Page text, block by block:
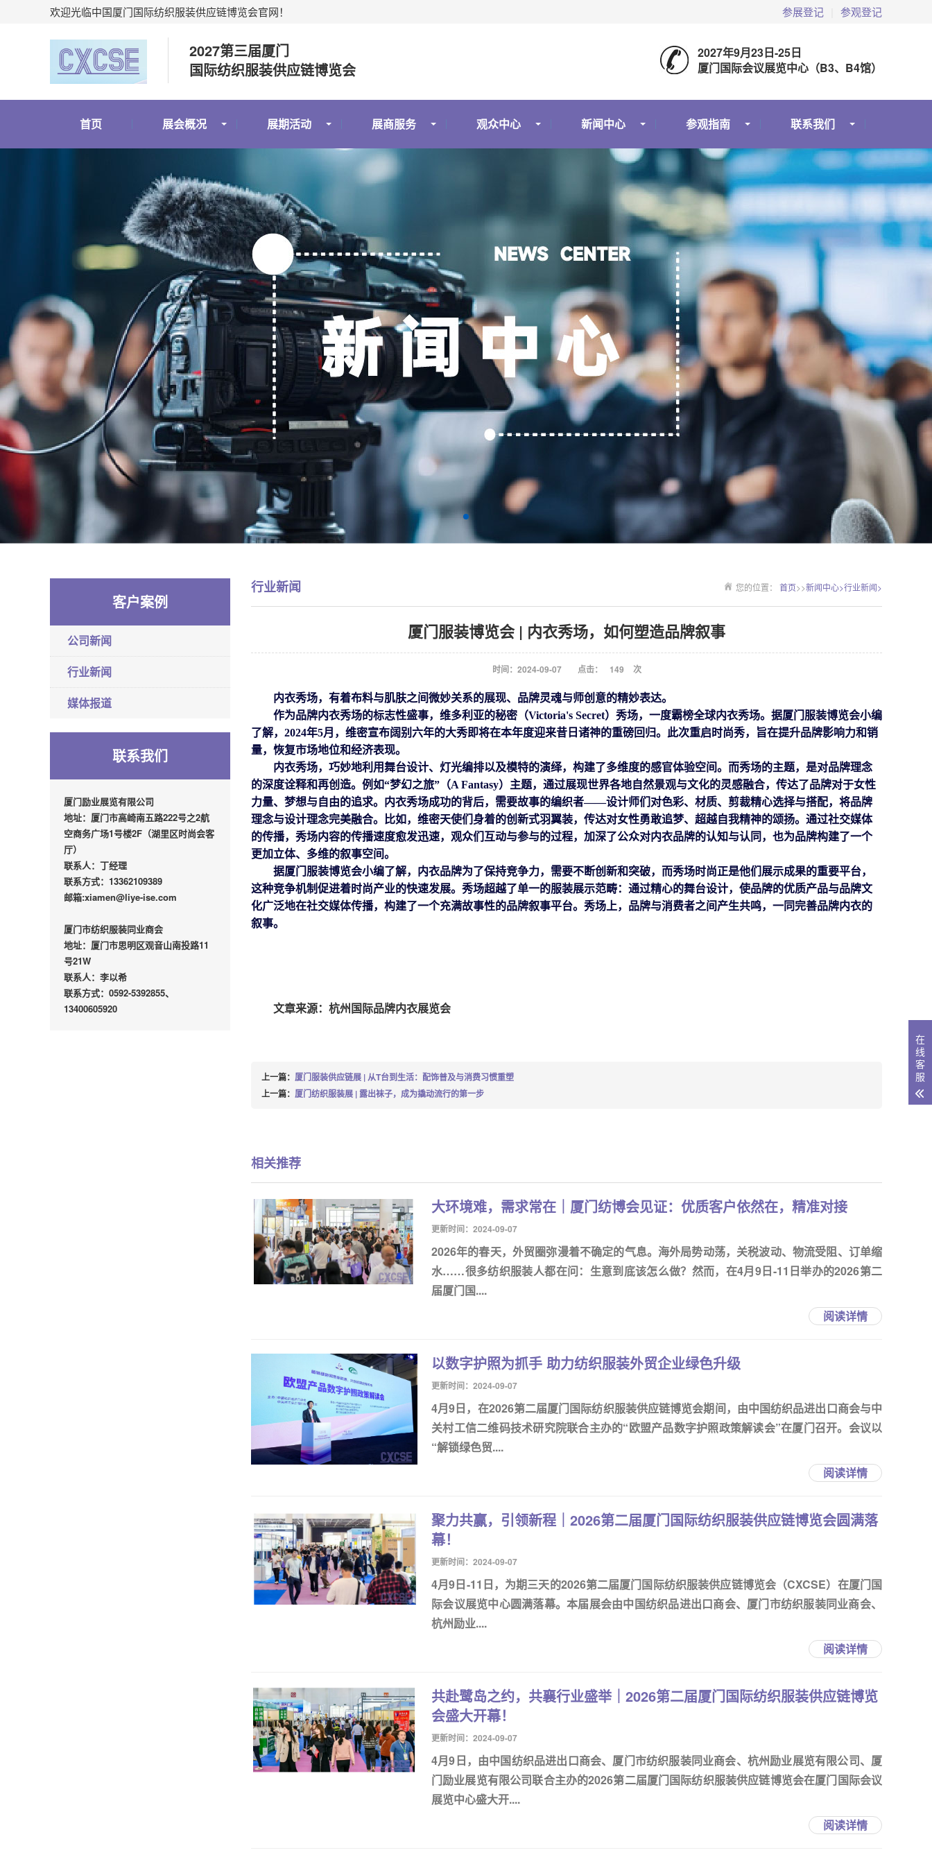
参展登记 参观登记
欢迎光临中国厦门国际纺织服装供应链博览会官网！
2027第三届厦门
国际纺织服装供应链博览会
2027年9月23日-25日
厦门国际会议展览中心（B3、B4馆）
首页 展会概况 展期活动 展商服务 观众中心 新闻中心 参观指南 联系我们
客户案例
公司新闻
行业新闻
媒体报道
联系我们
厦门励业展览有限公司
地址：厦门市高崎南五路222号之2航
空商务广场1号楼2F（湖里区时尚会客
厅）
联系人：丁经理
联系方式：13362109389
邮箱:xiamen@liye-ise.com
厦门市纺织服装同业商会
地址：厦门市思明区观音山南投路11
号21W
联系人：李以希
联系方式：0592-5392855、
13400605920
您的位置： 首页>>新闻中心>行业新闻>
行业新闻
厦门服装博览会 | 内衣秀场，如何塑造品牌叙事
时间：2024-09-07 点击： 149 次
内衣秀场，有着布料与肌肤之间微妙关系的展现、 品牌灵魂与师创意的精妙表达。
作为品牌内衣秀场的标志性盛事，维多利亚的秘密（Victoria's Secret）秀场，一度霸榜全球内衣秀场。 据厦门服装博览会小编
了解， 2024年5月，维密宣布阔别六年的大秀即将在本年度迎来昔日诸神的重磅回归。此次重启时尚秀，旨在提升品牌影响力和销
量，恢复市场地位和经济表现。
内衣秀场，巧妙地利用舞台设计、灯光编排以及模特的演绎，构建了多维度的感官体验空间。 而秀场的主题，是对品牌理念
的深度诠释和再创造。例如“梦幻之旅”（A Fantasy）主题，通过展现世界各地自然景观与文化的灵感融合，传达了品牌对于女性
力量、梦想与自由的追求。内衣秀场成功的背后，需要故事的编织者——设计师们对色彩、材质、剪裁精心选择与搭配，将品牌
理念与设计理念完美融合。比如，维密天使们身着的创新式羽翼装， 传达对女性勇敢追梦、超越自我精神的颂扬。 通过社交媒体
的传播，秀场内容的传播速度愈发迅速，观众们 互动与参与的过程， 加深了公众对内衣品牌的认知与认同，也为品牌构建了一个
更加立体、多维的叙事空间。
据厦门服装博览会小编了解， 内衣品牌为了保持竞争力，需要不断创新和突破，而秀场时尚正是他们展示成果的重要平台，
这种竞争机制促进着时尚产业的快速发展。秀场超越了单一的服装展示范畴： 通过精心的舞台设计，使品牌的优质产品与品牌文
化广泛地在社交媒体传播，构建了一个充满故事性的品牌叙事平台。 秀场 上，品牌与消费者之间 产生共鸣， 一同完善品牌内衣的
叙事。
文章来源：杭州国际品牌内衣展览会
上一篇： 厦门服装供应链展 | 从T台到生活：配饰普及与消费习惯重塑
上一篇： 厦门纺织服装展 | 露出袜子，成为撬动流行的第一步
相关推荐
大环境难，需求常在｜厦门纺博会见证：优质客户依然在，精准对接
更新时间：2024-09-07
2026年的春天，外贸圈弥漫着不确定的气息。海外局势动荡，关税波动、物流受阻、订单缩
水……很多纺织服装人都在问：生意到底该怎么做？然而，在4月9日-11日举办的2026第二
届厦门国....
阅读详情
以数字护照为抓手 助力纺织服装外贸企业绿色升级
更新时间：2024-09-07
4月9日，在2026第二届厦门国际纺织服装供应链博览会期间，由中国纺织品进出口商会与中
关村工信二维码技术研究院联合主办的“欧盟产品数字护照政策解读会”在厦门召开。会议以
“解锁绿色贸....
阅读详情
聚力共赢，引领新程｜2026第二届厦门国际纺织服装供应链博览会圆满落
幕！
更新时间：2024-09-07
4月9日-11日，为期三天的2026第二届厦门国际纺织服装供应链博览会（CXCSE）在厦门国
际会议展览中心圆满落幕。本届展会由中国纺织品进出口商会、厦门市纺织服装同业商会、
杭州励业....
阅读详情
共赴鹭岛之约，共襄行业盛举｜2026第二届厦门国际纺织服装供应链博览
会盛大开幕！
更新时间：2024-09-07
4月9日，由中国纺织品进出口商会、厦门市纺织服装同业商会、杭州励业展览有限公司、厦
门励业展览有限公司联合主办的2026第二届厦门国际纺织服装供应链博览会在厦门国际会议
展览中心盛大开....
阅读详情
在
线
客
服